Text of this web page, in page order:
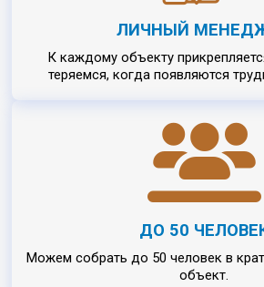
ЛИЧНЫЙ
К каждому объекту
теряемся, когда появляются
ДО 50
Можем собрать до 50 человек в
объект.